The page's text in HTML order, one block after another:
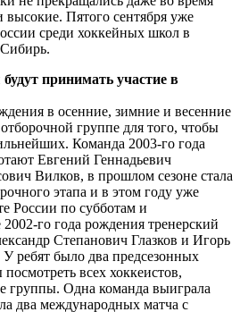
Пятого сентября уже
среди хоккейных школ в
принимать участие в
в осенние, зимние и весенние
группе для того, чтобы
Команда 2003-го года
Евгений Геннадьевич
Вилков, в прошлом сезоне стала
этапа и в этом году уже
России по субботам и
го года рождения тренерский
Степанович Глазков и Игорь
ребят было два предсезонных
всех хоккеистов,
группы. Одна команда выиграла
два международных матча с